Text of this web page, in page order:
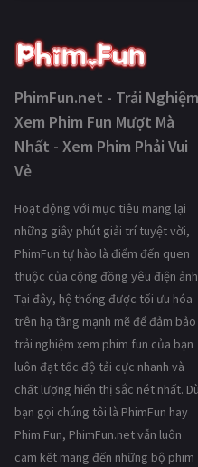
PhimFun.net - Trải Nghiệm
Xem Phim Fun Mượt Mà
Nhất - Xem Phim Phải Vui
Vẻ
Hoạt động với mục tiêu mang lại
những giây phút giải trí tuyệt vời,
PhimFun tự hào là điểm đến quen
thuộc của cộng đồng yêu điện
Tại đây, hệ thống được tối ưu hóa
trên hạ tầng mạnh mẽ để đảm bảo
trải nghiệm xem phim fun của bạn
luôn đạt tốc độ tải cực nhanh và
chất lượng hiển thị sắc nét nhất. Dù
bạn gọi chúng tôi là PhimFun hay
Phim Fun, PhimFun.net vẫn luôn
cam kết mang đến những bộ phim